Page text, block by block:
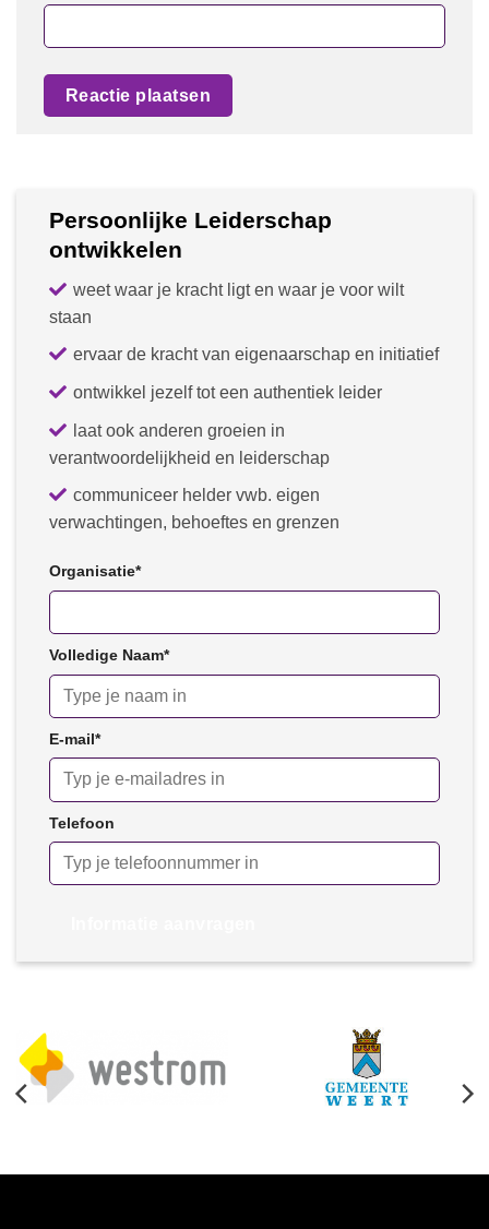
Persoonlijke Leiderschap
ontwikkelen
weet waar je kracht ligt en waar je voor wilt
staan
ervaar de kracht van eigenaarschap en initiatief
ontwikkel jezelf tot een authentiek leider
laat ook anderen groeien in
verantwoordelijkheid en leiderschap
communiceer helder vwb. eigen
verwachtingen, behoeftes en grenzen
Organisatie*
Volledige Naam*
E-mail*
Telefoon